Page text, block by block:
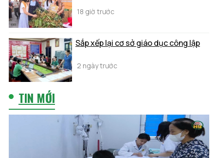
18 giờ trước
Sắp xếp lại cơ sở giáo dục công lập
2 ngày trước
TIN MỚI